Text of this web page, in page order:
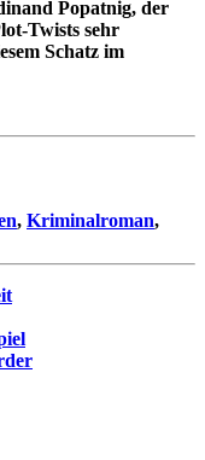
Popatnig, der
Twists sehr
Schatz im
, Kriminalroman,